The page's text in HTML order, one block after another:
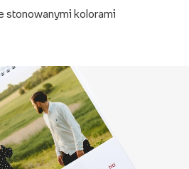
stonowanymi kolorami